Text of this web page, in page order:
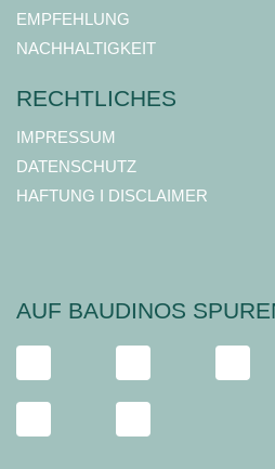
EMPFEHLUNG
NACHHALTIGKEIT
RECHTLICHES
IMPRESSUM
DATENSCHUTZ
HAFTUNG I DISCLAIMER
AUF BAUDINOS